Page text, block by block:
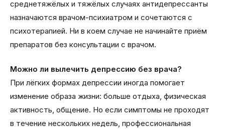
среднетяжёлых и тяжёлых случаях антидепрессанты
назначаются врачом-психиатром и сочетаются с
психотерапией. Ни в коем случае не начинайте приём
препаратов без консультации с врачом.
Можно ли вылечить депрессию без врача?
При лёгких формах депрессии иногда помогает
изменение образа жизни: больше отдыха, физическая
активность, общение. Но если симптомы не проходят
в течение нескольких недель, профессиональная